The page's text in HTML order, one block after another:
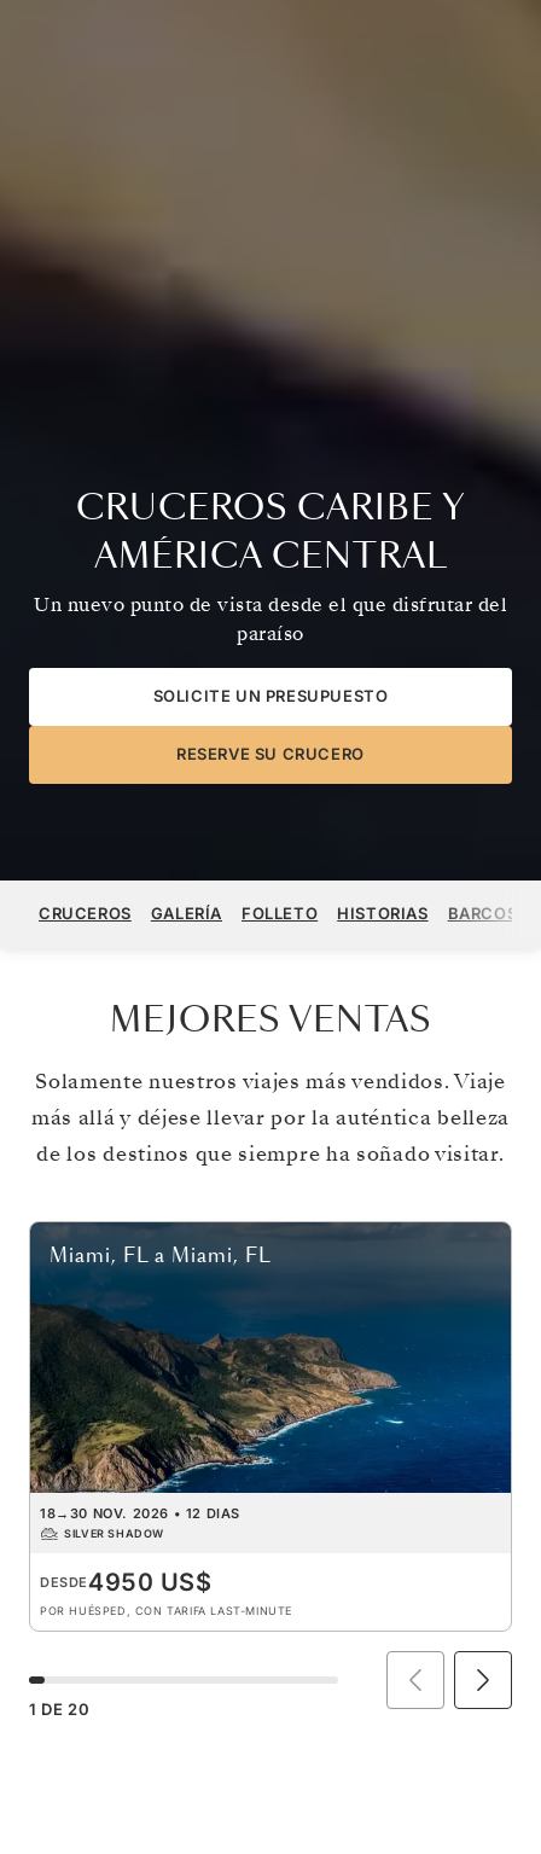
CRUCEROS CARIBE Y
AMÉRICA CENTRAL
Un nuevo punto de vista desde el que disfrutar del
paraíso
SOLICITE UN PRESUPUESTO
RESERVE SU CRUCERO
CRUCEROS GALERÍA FOLLETO HISTORIAS BARCOS
MEJORES VENTAS
Solamente nuestros viajes más vendidos. Viaje
más allá y déjese llevar por la auténtica belleza
de los destinos que siempre ha soñado visitar.
Miami, FL a Miami, FL
18→ 30 NOV. 2026 • 12 DIAS
SILVER SHADOW
DESDE4950 US$
POR HUÉSPED, CON TARIFA LAST-MINUTE
1 DE 20